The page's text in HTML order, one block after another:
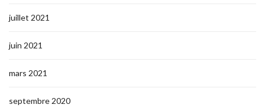
juillet 2021
juin 2021
mars 2021
septembre 2020